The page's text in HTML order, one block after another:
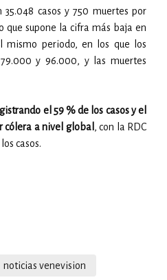
casos y 750 muertes por
que supone la cifra más baja en
mismo periodo, en los que los
y 96.000, y las muertes
el 59 % de los casos y el
cólera a nivel global , con la RDC
casos.
noticias venevision